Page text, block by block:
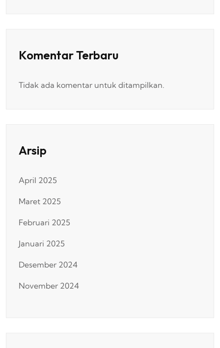
Komentar Terbaru
Tidak ada komentar untuk ditampilkan.
Arsip
April 2025
Maret 2025
Februari 2025
Januari 2025
Desember 2024
November 2024